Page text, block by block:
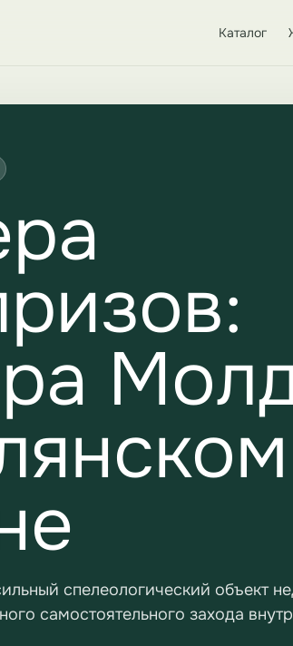
Каталог
спелеологический объект
самостоятельного захода